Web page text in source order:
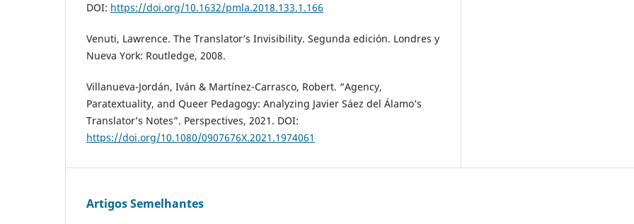
DOI: https://doi.org/10.1632/pmla.2018.133.1.166
Venuti, Lawrence. The Translator’s Invisibility. Segunda edición. Londres y
Nueva York: Routledge, 2008.
Villanueva-Jordán, Iván & Martínez-Carrasco, Robert. “Agency,
Paratextuality, and Queer Pedagogy: Analyzing Javier Sáez del Álamo’s
Translator’s Notes”. Perspectives, 2021. DOI:
https://doi.org/10.1080/0907676X.2021.1974061
Artigos Semelhantes